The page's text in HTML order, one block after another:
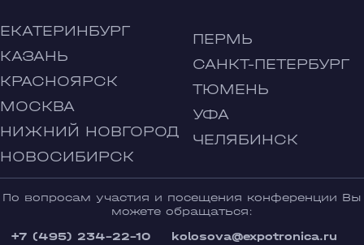
ЕКАТЕРИНБУРГ
КАЗАНЬ
КРАСНОЯРСК
МОСКВА
НИЖНИЙ НОВГОРОД
НОВОСИБИРСК
ПЕРМЬ
САНКТ-ПЕТЕРБУРГ
ТЮМЕНЬ
УФА
ЧЕЛЯБИНСК
По вопросам участия и посещения конференции Вы
можете обращаться:
+7 (495) 234-22-10
kolosova@expotronica.ru